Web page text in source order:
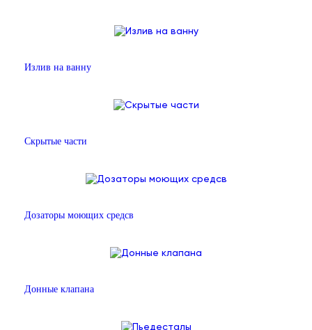
Излив на ванну
Скрытые части
Дозаторы моющих средсв
Донные клапана